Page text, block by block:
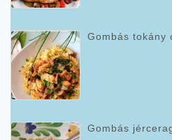
Gombás tokány
Gombás